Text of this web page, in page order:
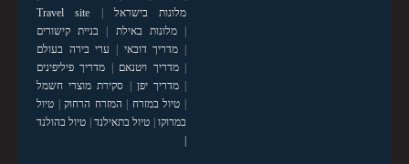
מלונות בישראל |
Travel site
|מלונות באילת | בניית קישורים
| מדריך דובאי | ערי בירה בעולם
|מדריך ויטנאם | מדריך פיליפינים
|מדריך יפן | סקירת מוצרי חשמל
| טיול במזרח | המזרח הרחוק| טיול
במרוקו| טיול בתאילנד| טיול בהולנד
|